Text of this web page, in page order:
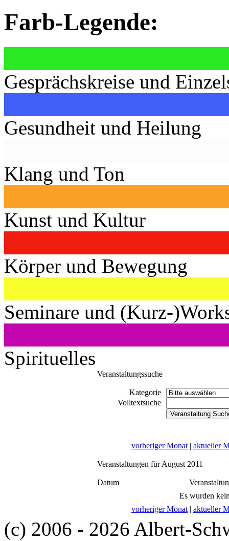
Farb-Legende:
Gesprächskreise und
Gesundheit und Heilung
Klang und Ton
Kunst und Kultur
Körper und Bewegung
Seminare und (Kurz-
Spirituelles
Veranstaltungssuche
Kategorie
Volltextsuche
vorheriger Monat | aktueller
Veranstaltungen für August 2011
Datum
Es wurden
vorheriger Monat | aktueller
(c) 2006 - 2026 Albert-